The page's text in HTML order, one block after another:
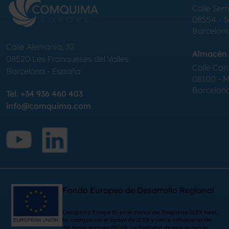
Calle Alemania, 32
08520 Les Franqueses del Valles
Barcelona - España
Tel. +34 936 460 403
info@comquima.com
Calle
08554 -
Almacén
Calle
08100 -
Fondo Europeo de Desarrollo Regional
Comquima Europe SL en el marco del Programa ICEX Next,
ha contado con el apoyo de ICEX y con la cofinanciación